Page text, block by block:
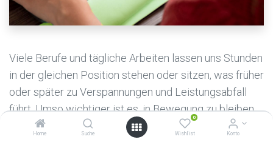
Home Suche
0
Wishlist Konto
Viele Berufe und tägliche Arbeiten lassen uns Stunden
in der gleichen Position stehen oder sitzen, was früher
oder später zu Verspannungen und Leistungsabfall
führt. Umso wichtiger ist es, in Bewegung zu bleiben
und kurze aktive Pausen einzulegen.